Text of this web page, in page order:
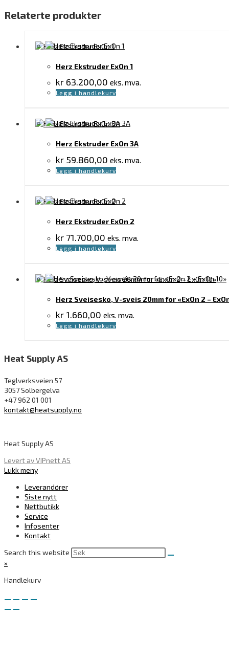
Relaterte produkter
Herz Ekstruder ExOn 1
kr 63.200,00 eks. mva.
Legg i handlekurv
Herz Ekstruder ExOn 3A
kr 59.860,00 eks. mva.
Legg i handlekurv
Herz Ekstruder ExOn 2
kr 71.700,00 eks. mva.
Legg i handlekurv
Herz Sveisesko, V-sveis 20mm for «ExOn 2 –
kr 1.660,00 eks. mva.
Legg i handlekurv
Heat Supply AS
Teglverksveien 57
3057 Solbergelva
+47 962 01 001
kontakt@heatsupply.no
Heat Supply AS
Levert av VIPnett AS
Lukk meny
Leverandører
Siste nytt
Nettbutikk
Service
Infosenter
Kontakt
Search this website
×
Handlekurv